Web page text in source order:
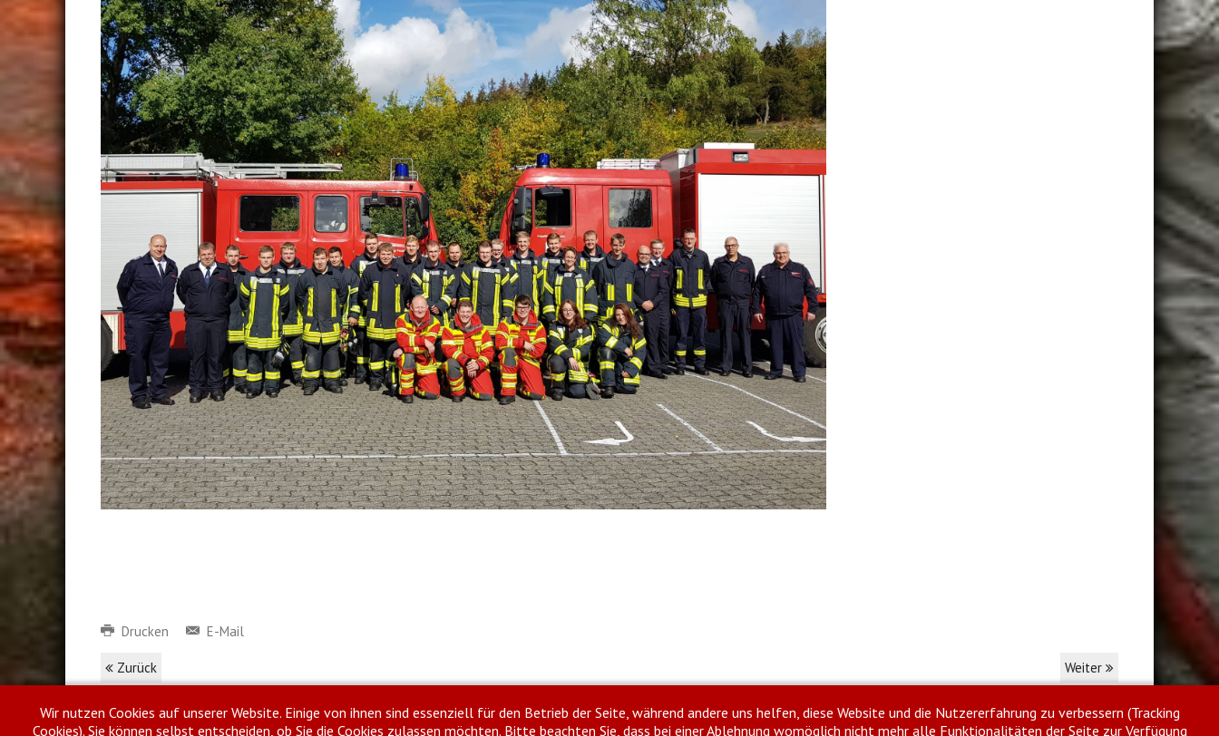
Drucken E-Mail
Zurück Weiter
Wir nutzen Cookies auf unserer Website. Einige von ihnen sind essenziell für den Betrieb der Seite, während andere uns helfen, diese Website und die Nutzererfahrung zu verbessern (Tracking
Cookies). Sie können selbst entscheiden, ob Sie die Cookies zulassen möchten. Bitte beachten Sie, dass bei einer Ablehnung womöglich nicht mehr alle Funktionalitäten der Seite zur Verfügung